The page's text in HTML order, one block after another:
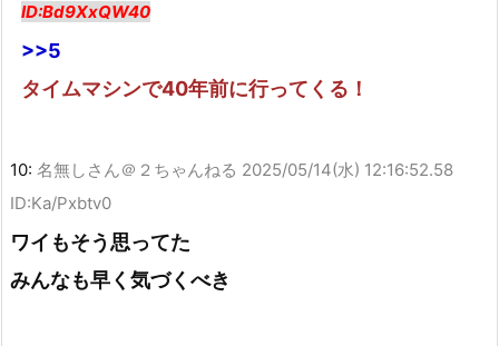
ID:Bd9XxQW40
>>5
タイムマシンで40年前に行ってくる！
10: 名無しさん＠２ちゃんねる 2025/05/14(水) 12:16:52.58
ID:Ka/Pxbtv0
ワイもそう思ってた
みんなも早く気づくべき